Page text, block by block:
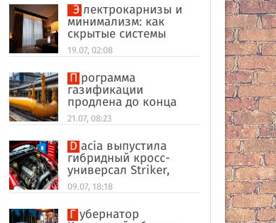
Электрокарнизы и
минимализм: как
скрытые системы
делают интерьер
дороже
19.07, 02:08
Программа
газификации
продлена до конца
2026 года
21.07, 08:23
Dacia выпустила
гибридный кросс-
универсал Striker,
способный работать
на метане
09.07, 18:18
Губернатор